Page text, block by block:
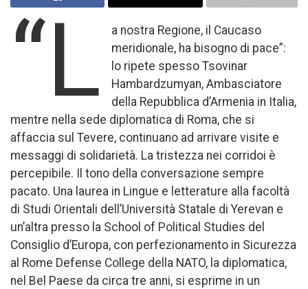
“L
a nostra Regione, il Caucaso
meridionale, ha bisogno di pace”:
lo ripete spesso Tsovinar
Hambardzumyan, Ambasciatore
della Repubblica d’Armenia in Italia,
mentre nella sede diplomatica di Roma, che si
affaccia sul Tevere, continuano ad arrivare visite e
messaggi di solidarietà. La tristezza nei corridoi è
percepibile. Il tono della conversazione sempre
pacato. Una laurea in Lingue e letterature alla facoltà
di Studi Orientali dell’Università Statale di Yerevan e
un’altra presso la School of Political Studies del
Consiglio d’Europa, con perfezionamento in Sicurezza
al Rome Defense College della NATO, la diplomatica,
nel Bel Paese da circa tre anni, si esprime in un